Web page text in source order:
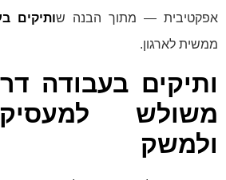
אפקטיבית — מתוך הבנה שותיקים
ממשית לארגון.
ותיקים בעבודה
משולש
ולמשק